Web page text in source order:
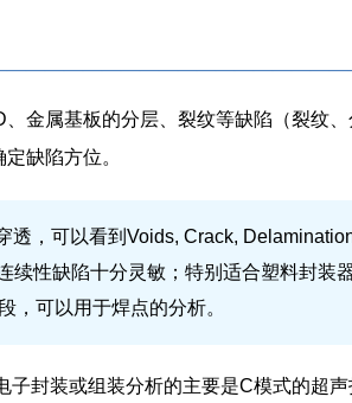
金属基板的分层、裂纹等缺陷（裂纹
缺陷方位。
透，可以看到Voids, Crack,
续性缺陷十分灵敏；特别适合塑料封装
，可以用于焊点的分析。
封装或组装分析的主要是C模式的超